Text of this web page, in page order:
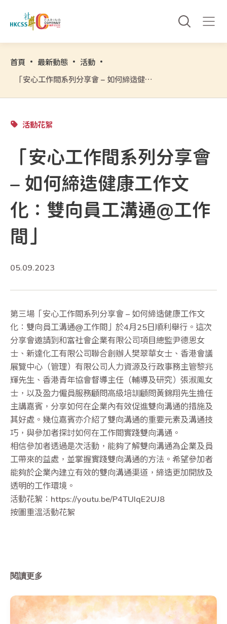
首頁 最新動態
活動
「安心工作間系列分享會 – 如何締造健康工作文化：雙向員工溝通@工作間」
活動花絮
「安心工作間系列分享會
– 如何締造健康工作文
化：雙向員工溝通@工作
間」
05.09.2023
第三場「安心工作間系列分享會 – 如何締造健康工作文
化：雙向員工溝通@工作間」於4月25日順利舉行。這次
分享會邀請到和富社會企業有限公司項目總監尹德恩女
士、新達化工有限公司聯合創辦人樊翠華女士、香港會議
展覽中心（管理）有限公司人力資源及行政事務主管黎兆
輝先生、香港青年協會督導主任（輔導及研究）張淑鳳女
士，以及盈力僱員服務顧問高級培訓顧問黃錦翔先生擔任
主講嘉賓，分享如何在企業內有效促進雙向溝通的措施及
其好處。幾位嘉賓亦介紹了雙向溝通的重要元素及溝通技
巧，與參加者探討如何在工作間實踐雙向溝通。
相信參加者透過是次活動，能夠了解雙向溝通為企業及員
工帶來的益處，並掌握實踐雙向溝通的方法。希望參加者
能夠於企業內建立有效的雙向溝通渠道，締造更加開放及
透明的工作環境。
活動花絮：https://youtu.be/P4TUIqE2UJ8
按圖重溫活動花絮
閱讀更多